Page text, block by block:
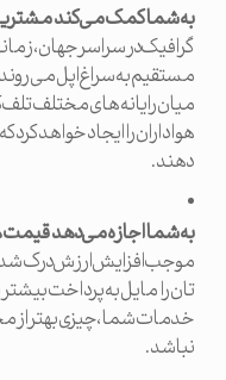
به شما کمک می کند
گرافیک در سراسر جهان،
مستقیم به سراغ اپل می
میان رایانه های مختلف تلف
هواداران را ایجاد خواهد
دهند.
به شما اجازه می دهد قیمت
موجب افزایش ارزش درک
تان را مایل به پرداخت
خدمات شما، چیزی بهتر
نباشد.